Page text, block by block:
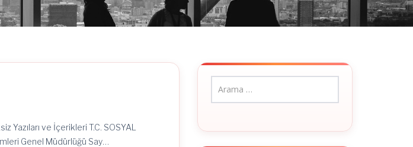
ve İçerikleri T.C. SOSYAL
Genel Müdürlüğü Say…